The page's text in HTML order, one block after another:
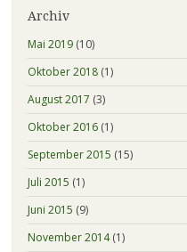
Archiv
Mai 2019(10)
Oktober 2018(1)
August 2017 (3)
Oktober 2016(1)
September 2015 (15)
Juli 2015 (1)
Juni 2015 (9)
November 2014(1)